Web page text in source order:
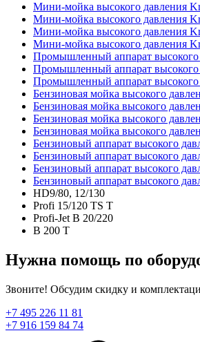
Мини-мойка высокого давления
Мини-мойка высокого давления
Мини-мойка высокого давления
Мини-мойка высокого давления
Промышленный аппарат высокого
Промышленный аппарат высокого
Промышленный аппарат высокого
Бензиновая мойка высокого
Бензиновая мойка высокого
Бензиновая мойка высокого
Бензиновая мойка высокого
Бензиновый аппарат высокого
Бензиновый аппарат высокого
Бензиновый аппарат высокого
Бензиновый аппарат высокого
HD9/80, 12/130
Profi 15/120 TS T
Profi-Jet B 20/220
B 200 T
Нужна помощь по
Звоните! Обсудим скидку и
+7 495 226 11 81
+7 916 159 84 74